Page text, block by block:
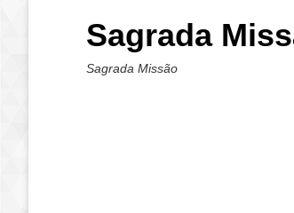
Sagrada
Sagrada Missão